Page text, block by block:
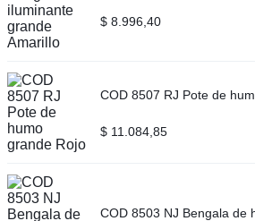
$ 8.996,40
COD 8507 RJ Pote de
$ 11.084,85
COD 8503 NJ Bengala de